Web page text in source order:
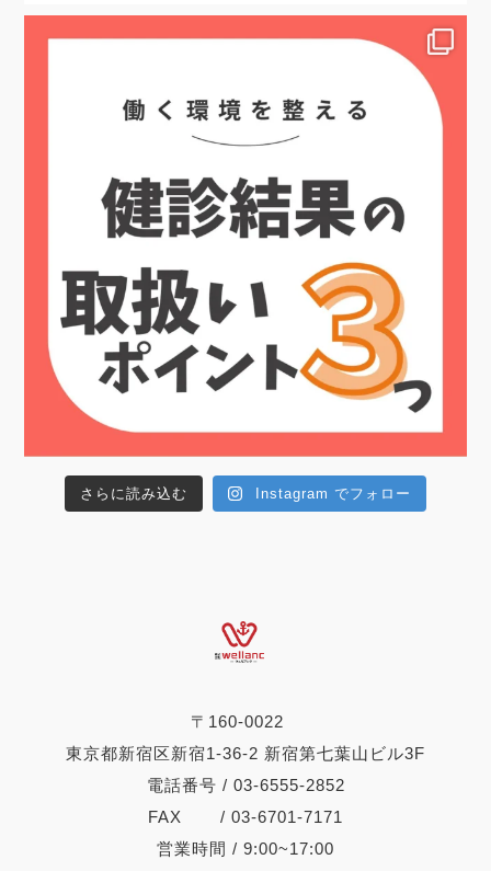
〒160-0022
東京都新宿区新宿1-36-2 新宿第七葉山ビル3F
電話番号 / 03-6555-2852
FAX / 03-6701-7171
営業時間 / 9:00~17:00
さらに読み込む Instagram でフォロー